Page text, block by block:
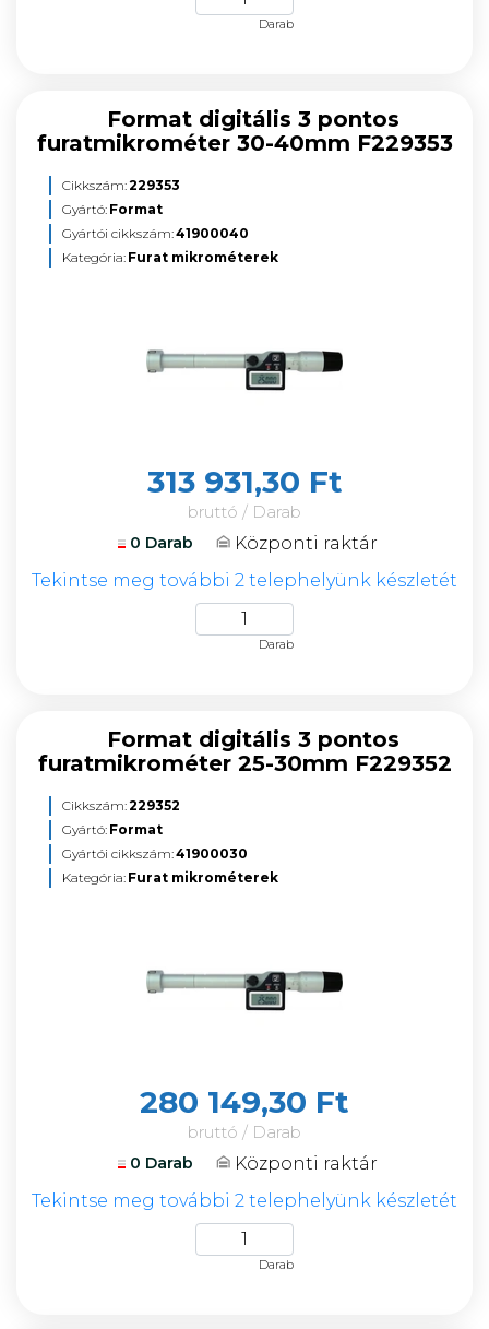
Darab
Format digitális 3 pontos
furatmikrométer 30-40mm F229353
Cikkszám:229353
Gyártó: Format
Gyártói cikkszám:41900040
Kategória: Furat mikrométerek
313 931,30 Ft
bruttó / Darab
0 Darab
Központi raktár
Tekintse meg további 2 telephelyünk készletét
Darab
Format digitális 3 pontos
furatmikrométer 25-30mm F229352
Cikkszám:229352
Gyártó: Format
Gyártói cikkszám:41900030
Kategória: Furat mikrométerek
280 149,30 Ft
bruttó / Darab
0 Darab
Központi raktár
Tekintse meg további 2 telephelyünk készletét
Darab